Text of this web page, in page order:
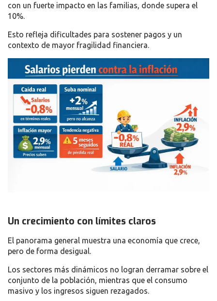
con un fuerte impacto en las familias, donde supera el
10%.
Esto refleja dificultades para sostener pagos y un
contexto de mayor fragilidad financiera.
Un crecimiento con límites claros
El panorama general muestra una economía que crece,
pero de forma desigual.
Los sectores más dinámicos no logran derramar sobre el
conjunto de la población, mientras que el consumo
masivo y los ingresos siguen rezagados.